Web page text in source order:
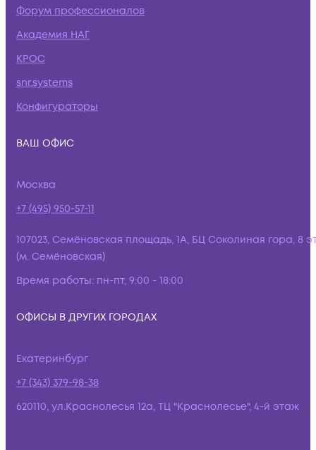
Форум профессионалов
Академия НАГ
КРОС
snr.systems
Конфигураторы
ВАШ ОФИС
Москва
+7 (495) 950-57-11
107023, Семёновская площадь, 1А, БЦ Соколиная гора, 8
(м. Семёновская)
Время работы: пн-пт, 9:00 - 18:00
ОФИСЫ В ДРУГИХ ГОРОДАХ
Екатеринбург
+7 (343) 379-98-38
620110, ул.Краснолесья 12а, ТЦ "Краснолесье", 4-й этаж